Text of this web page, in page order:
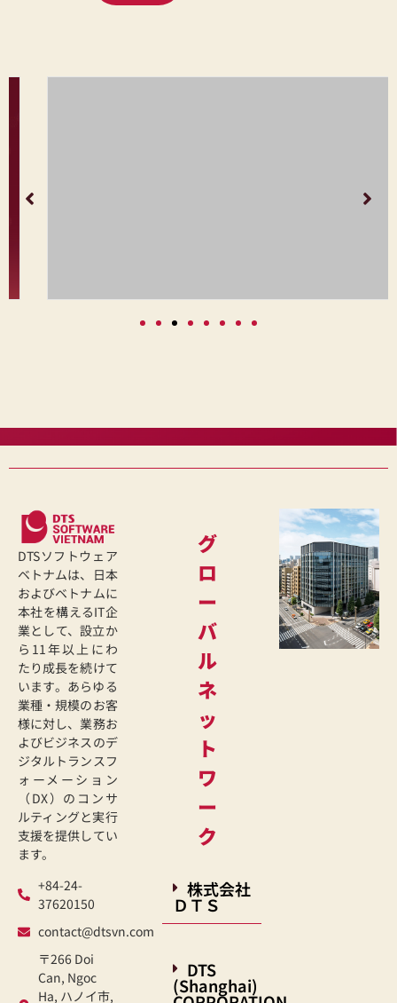
DTSソフトウェア
ベトナムは、日本
およびベトナムに
本社を構えるIT企
業として、設立か
ら11年以上にわ
たり成長を続けて
います。あらゆる
業種・規模のお客
様に対し、業務お
よびビジネスのデ
ジタルトランスフ
ォーメーション
（DX）のコンサ
ルティングと実行
支援を提供してい
ます。
+84-24-
37620150
contact@dtsvn.com
〒266 Doi
Can, Ngoc
Ha, ハノイ市,
グ
ロ
ー
バ
ル
ネ
ッ
ト
ワ
ー
ク
株式会社
ＤＴＳ
DTS
(Shanghai)